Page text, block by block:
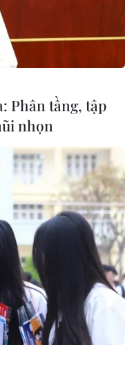
Kante đã sắm vai
giúp Chelsea
của Crystal Palace
Phân tầng, tập
nhọn